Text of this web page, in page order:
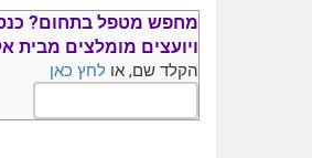
מחפש מטפל בתחום?
ויועצים מומלצים מבית
הקלד שם, או לחץ כאן